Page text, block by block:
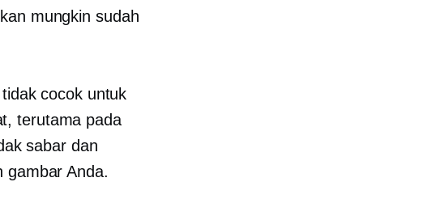
mungkin sudah
cocok untuk
terutama pada
sabar dan
gambar Anda.